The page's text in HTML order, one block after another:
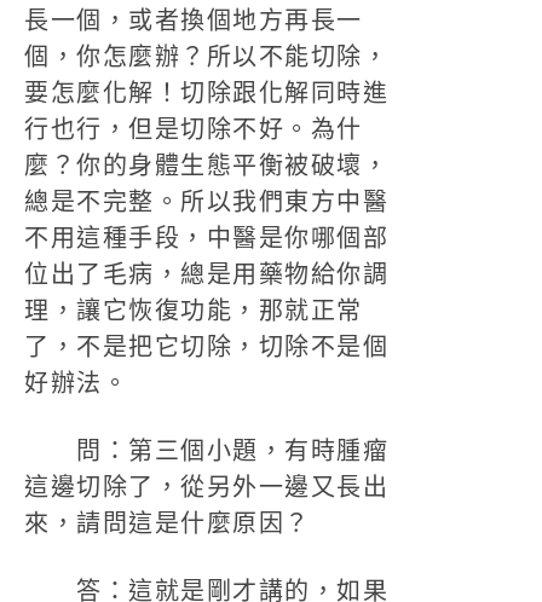
長一個，或者換個地方再長一
個，你怎麼辦？所以不能切除，
要怎麼化解！切除跟化解同時進
行也行，但是切除不好。為什
麼？你的身體生態平衡被破壞，
總是不完整。所以我們東方中醫
不用這種手段，中醫是你哪個部
位出了毛病，總是用藥物給你調
理，讓它恢復功能，那就正常
了，不是把它切除，切除不是個
好辦法。
問：第三個小題，有時腫瘤
這邊切除了，從另外一邊又長出
來，請問這是什麼原因？
答：這就是剛才講的，如果